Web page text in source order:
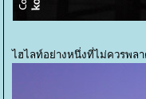
ไฮไลท์อย่างหนึ่งที่ไม่ควรพล